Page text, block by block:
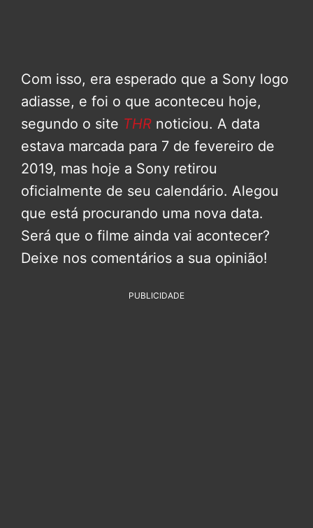
Com isso, era esperado que a Sony logo
adiasse, e foi o que aconteceu hoje,
segundo o site THR noticiou. A data
estava marcada para 7 de fevereiro de
2019, mas hoje a Sony retirou
oficialmente de seu calendário. Alegou
que está procurando uma nova data.
Será que o filme ainda vai acontecer?
Deixe nos comentários a sua opinião!
PUBLICIDADE